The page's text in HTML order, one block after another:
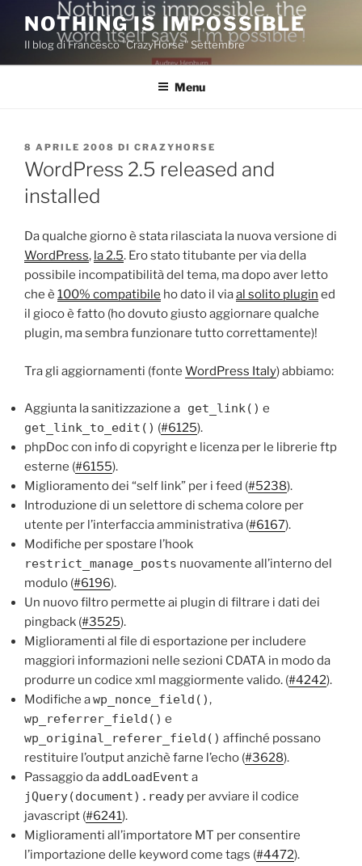
contenuto
NOTHING IS IMPOSSIBLE
Il blog di Francesco "CrazyHorse" Settembre
Menu
PUBBLICATO
IL
8 APRILE 2008 DI CRAZYHORSE
WordPress 2.5 released and
installed
Da qualche giorno è stata rilasciata la nuova versione di
WordPress, la 2.5. Ero stato titubante per via della
possibile incompatibilità del tema, ma dopo aver letto
che è 100% compatibile ho dato il viaal solito plugin ed
il gioco è fatto (ho dovuto giusto aggiornare qualche
plugin, ma sembra funzionare tutto correttamente)!
Tra gli aggiornamenti (fonte WordPress Italy) abbiamo:
Aggiunta la sanitizzazione a get_link() e
get_link_to_edit() (#6125).
phpDoc con info di copyright e licenza per le librerie ftp
esterne (#6155).
Miglioramento dei “self link” per i feed (#5238).
Introduzione di un selettore di schema colore per
utente per l’interfaccia amministrativa (#6167).
Modifiche per spostare l’hook
restrict_manage_posts nuovamente all’interno del
modulo (#6196).
Un nuovo filtro permette ai plugin di filtrare i dati dei
pingback (#3525).
Miglioramenti al file di esportazione per includere
maggiori informazioni nelle sezioni CDATA in modo da
produrre un codice xml maggiormente valido. (#4242).
Modifiche awp_nonce_field(),
wp_referrer_field() e
wp_original_referer_field() affinché possano
restituire l’output anzichè farne l’echo (#3628).
Passaggio da addLoadEvent a
jQuery(document).ready per avviare il codice
javascript (#6241).
Miglioramenti all’importatore MT per consentire
l’importazione delle keyword come tags (#4472).